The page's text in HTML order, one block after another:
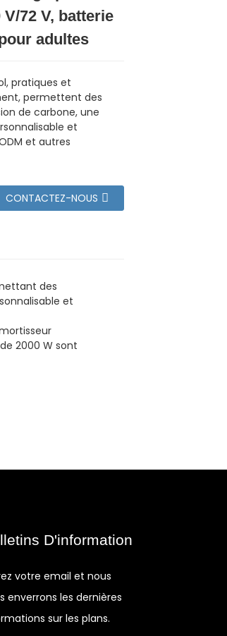
72 V, batterie
adultes
pratiques et
permettent des
de carbone, une
et
et autres
CONTACTEZ-NOUS
des
et
2000 W sont
D'information
votre email et nous
enverrons les dernières
sur les plans.